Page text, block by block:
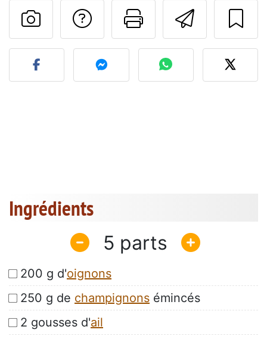
Imprimer
Poser une
Publier votre photo de
Ingrédients
5
200 g d'oignons
250 g de champignons émincés
2 gousses d'ail